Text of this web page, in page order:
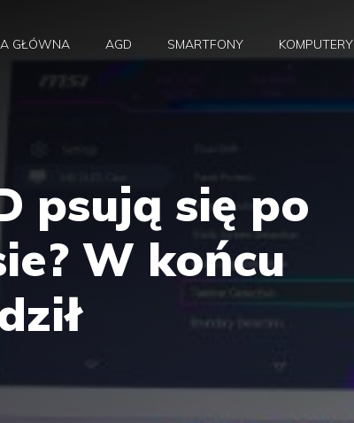
GŁÓWNA AGD SMARTFONY KOMPUTERY
psują się po
W końcu